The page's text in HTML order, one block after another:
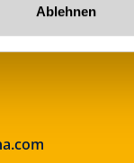
Ablehnen